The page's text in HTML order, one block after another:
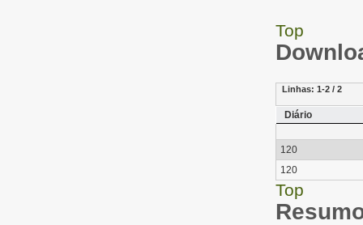
Top
Linhas: 1-2 / 2
Diário
120
120
Top